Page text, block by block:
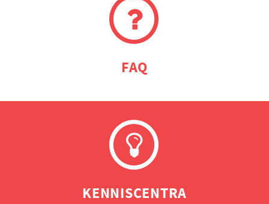
FAQ
KENNISCENTRA